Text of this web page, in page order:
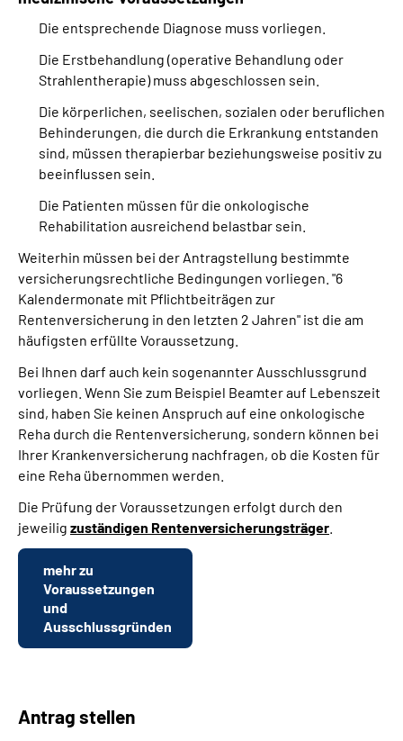
Die entsprechende Diagnose muss vorliegen.
Die Erstbehandlung (operative Behandlung oder
Strahlentherapie) muss abgeschlossen sein.
Die körperlichen, seelischen, sozialen oder beruflichen
Behinderungen, die durch die Erkrankung entstanden
sind, müssen therapierbar beziehungsweise positiv zu
beeinflussen sein.
Die Patienten müssen für die onkologische
Rehabilitation ausreichend belastbar sein.
Weiterhin müssen bei der Antragstellung bestimmte
versicherungsrechtliche Bedingungen vorliegen. "6
Kalendermonate mit Pflichtbeiträgen zur
Rentenversicherung in den letzten 2 Jahren" ist die am
häufigsten erfüllte Voraussetzung.
Bei Ihnen darf auch kein sogenannter Ausschlussgrund
vorliegen. Wenn Sie zum Beispiel Beamter auf Lebenszeit
sind, haben Sie keinen Anspruch auf eine onkologische
Reha durch die Rentenversicherung, sondern können bei
Ihrer Krankenversicherung nachfragen, ob die Kosten für
eine Reha übernommen werden.
Die Prüfung der Voraussetzungen erfolgt durch den
jeweilig zuständigen Rentenversicherungsträger
mehr zu
Voraussetzungen
und
Ausschlussgründen
Antrag stellen